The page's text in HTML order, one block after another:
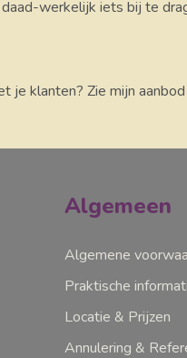
werkelijk iets bij te
je klanten? Zie mijn
Algemeen
Algemene
Praktische
Locatie & Prijzen
Annulering &